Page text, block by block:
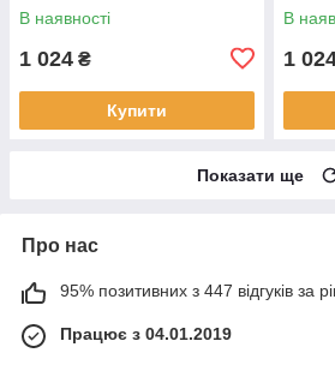
В наявності
1 024 ₴
Купити
В
1
Показати ще
Про нас
95% позитивних з 447 відгуків за
Працює з 04.01.2019